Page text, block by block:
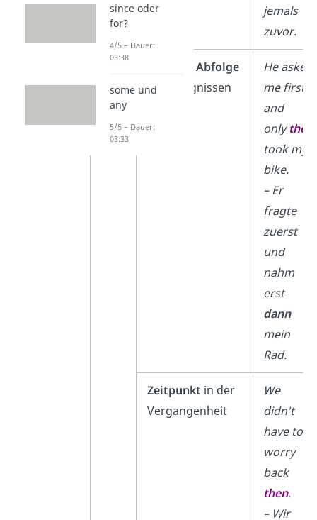
jemals
zuvor.
zeitliche Abfolge
von Ereignissen
He asked
me first
and
onlythen
took my
bike.
– Er
fragte
zuerst
und
nahm
erst
dann
mein
Rad.
Zeitpunkt in der
Vergangenheit
We
didn′t
have to
worry
back
then.
– Wir
since oder
for?
4/5 – Dauer:
03:38
some und
any
5/5 – Dauer:
03:33